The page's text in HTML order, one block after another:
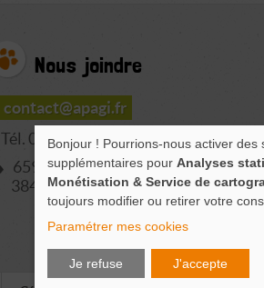
Nous joindre
contact@apagi.fr
Tél. 04 76 77 20 06
659 Route de L'Isère
38420 LE VERSOUD
Bonjour ! Pourrions-nous activer des
supplémentaires pour Analyses
Monétisation & Service de
toujours modifier ou retirer votre
Paramétrer mes cookies
Je refuse J'accepte